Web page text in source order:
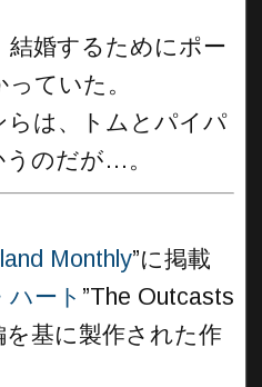
結婚するためにポー
ていた。
らは、トムとパイパ
のだが…。
Monthly”に掲載
ハート ”The Outcasts
を基に製作された作